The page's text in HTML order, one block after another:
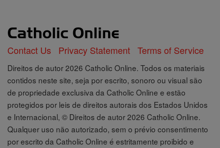
Contact Us Privacy Statement Terms of Service
Direitos de autor 2026 Catholic Online. Todos os materiais
contidos neste site, seja por escrito, sonoro ou visual são
de propriedade exclusiva da Catholic Online e estão
protegidos por leis de direitos autorais dos Estados Unidos
e Internacional, © Direitos de autor 2026 Catholic Online.
Qualquer uso não autorizado, sem o prévio consentimento
por escrito da Catholic Online é estritamente proibido e